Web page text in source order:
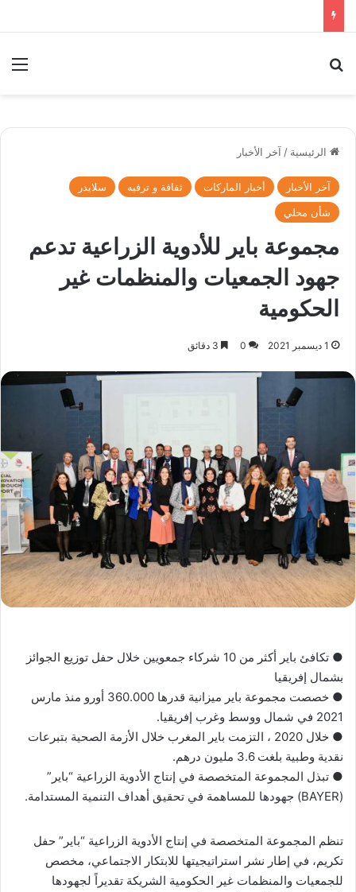
الرئيسية / آخر الأخبار
آخر الأخبار أخبار الماركات ثقافة و ترفيه
سلايدر
شأن محلي
مجموعة باير للأدوية الزراعية تدعم
جهود الجمعيات والمنظمات غير
الحكومية
1 ديسمبر 2021 0
● تكافئ باير أكثر من 10 شركاء جمعويين خلال حفل توزيع الجوائز
بشمال إفريقيا
● خصصت مجموعة باير ميزانية قدرها 360.000 أورو منذ مارس
2021 في شمال ووسط وغرب إفريقيا.
● خلال 2020 ، التزمت باير المغرب خلال الأزمة الصحية بتبرعات
نقدية وطبية بلغت 3.6 مليون درهم.
● تبذل المجموعة المتخصصة في إنتاج الأدوية الزراعية “باير”
(BAYER) جهودها للمساهمة في تحقيق أهداف التنمية المستدامة.
تنظم المجموعة المتخصصة في إنتاج الأدوية الزراعية “باير” حفل
تكريم، في إطار نشر استراتيجيتها للابتكار الاجتماعي، مخصص
للجمعيات والمنظمات غير الحكومية الشريكة تقديراً لجهودها